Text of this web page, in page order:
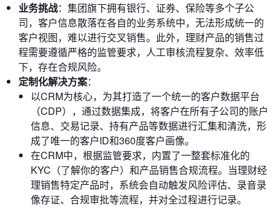
业务挑战：集团旗下拥有银行、证券、保险等多个子公
司，客户信息散落在各自的业务系统中，无法形成统一的
客户视图，难以进行交叉销售。此外，理财产品的销售过
程需要遵循严格的监管要求，人工审核流程复杂、效率低
下，存在合规风险。
定制化解决方案：
以CRM为核心，为其打造了一个统一的客户数据平台
（CDP），通过数据集成，将客户在所有子公司的账户
信息、交易记录、持有产品等数据进行汇集和清洗，形
成了唯一的客户ID和360度客户画像。
在CRM中，根据监管要求，内置了一整套标准化的
KYC（了解你的客户）和产品销售合规流程。当理财经
理销售特定产品时，系统会自动触发风险评估、录音录
像存证、合规审批等流程，并对全过程进行记录。